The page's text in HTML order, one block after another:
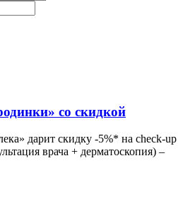
со скидкой
дарит скидку -5%* на check-up
врача + дерматоскопия) –